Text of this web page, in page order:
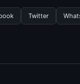
Twitter